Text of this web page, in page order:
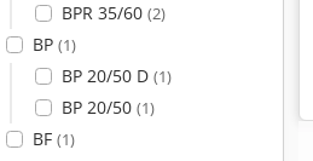
BPR 35/60 (2)
BP (1)
BP 20/50 D (1)
BP 20/50 (1)
BF (1)